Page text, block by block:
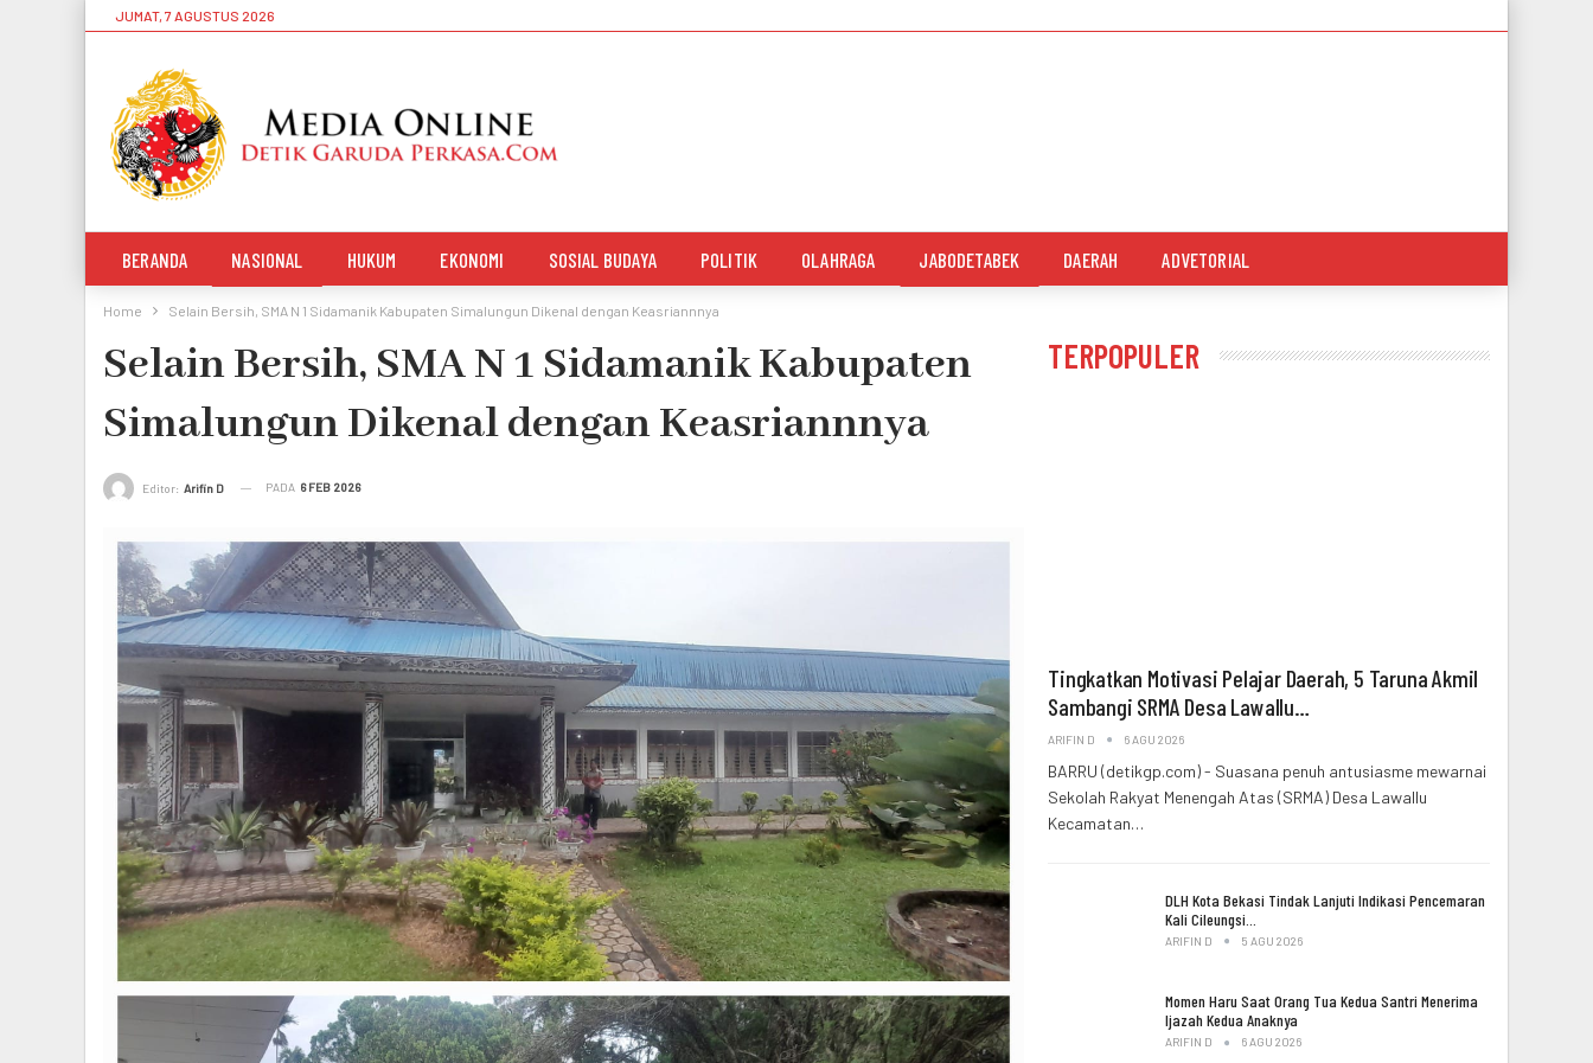
JUMAT, 7 AGUSTUS 2026
BERANDA NASIONAL HUKUM EKONOMI SOSIAL BUDAYA POLITIK OLAHRAGA JABODETABEK DAERAH ADVETORIAL
Home Selain Bersih, SMA N 1 Sidamanik Kabupaten Simalungun Dikenal dengan Keasriannnya
Selain Bersih, SMA N 1 Sidamanik Kabupaten
Simalungun Dikenal dengan Keasriannnya
Editor: Arifin D PADA 6 FEB 2026
TERPOPULER
Tingkatkan Motivasi Pelajar Daerah, 5 Taruna Akmil
Sambangi SRMA Desa Lawallu…
ARIFIN D 6 AGU 2026
BARRU (detikgp.com) - Suasana penuh antusiasme mewarnai
Sekolah Rakyat Menengah Atas (SRMA) Desa Lawallu
Kecamatan…
DLH Kota Bekasi Tindak Lanjuti Indikasi Pencemaran
Kali Cileungsi…
ARIFIN D 5 AGU 2026
Momen Haru Saat Orang Tua Kedua Santri Menerima
Ijazah Kedua Anaknya
ARIFIN D 6 AGU 2026